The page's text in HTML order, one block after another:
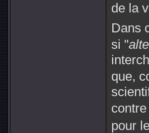
de la
Dans
si "
que,
pour